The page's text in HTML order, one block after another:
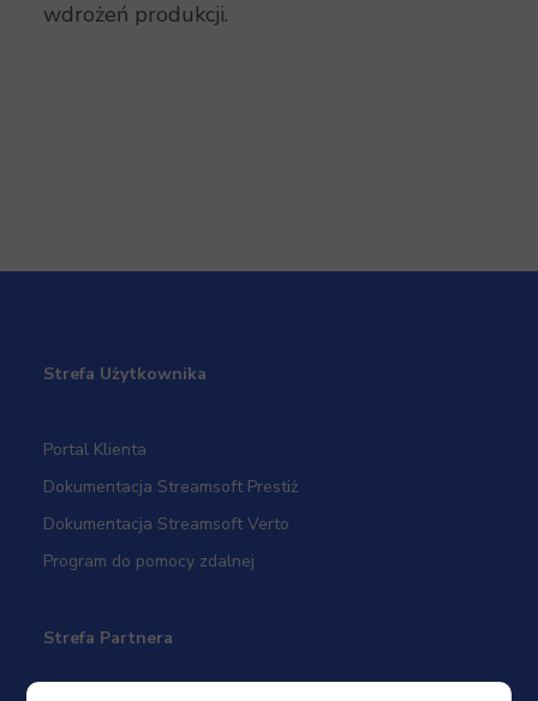
wdrożeń produkcji.
Strefa Użytkownika
Portal Klienta
Dokumentacja Streamsoft Prestiż
Dokumentacja Streamsoft Verto
Program do pomocy zdalnej
Strefa Partnera